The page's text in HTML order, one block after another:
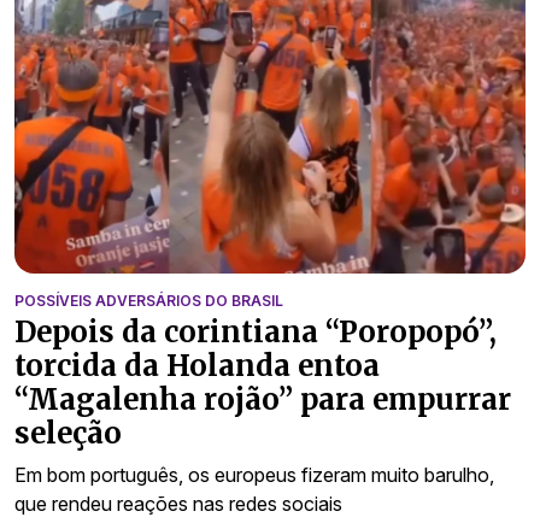
POSSÍVEIS ADVERSÁRIOS DO BRASIL
Depois da corintiana “Poropopó”,
torcida da Holanda entoa
“Magalenha rojão” para empurrar
seleção
Em bom português, os europeus fizeram muito barulho,
que rendeu reações nas redes sociais